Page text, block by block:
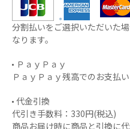
分割払いをご選択いただいた
なります。
ＰａｙＰａｙ
ＰａｙＰａｙ残高でのお支払い
代金引換
代引き手数料：330円(税込)
商品お届け時に商品と引換に